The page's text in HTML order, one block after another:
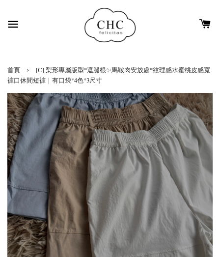
首頁 ›
[C] 梨形專屬版型*遮腿根✨馬鞍肉安放處*紋理感水蜜桃皮感寬
褲口休閒短褲｜有口袋*4色*3尺寸